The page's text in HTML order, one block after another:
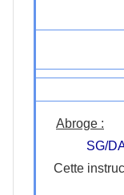
Abroge :
SG/
Cette